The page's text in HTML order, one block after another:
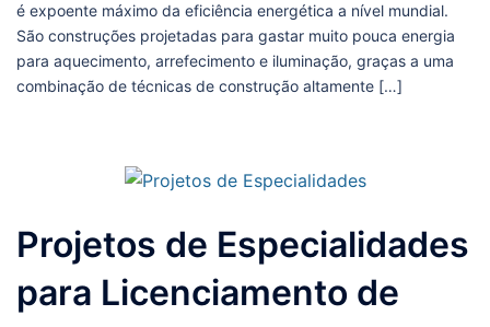
é expoente máximo da eficiência energética a nível mundial.
São construções projetadas para gastar muito pouca energia
para aquecimento, arrefecimento e iluminação, graças a uma
combinação de técnicas de construção altamente […]
Projetos de Especialidades
para Licenciamento de